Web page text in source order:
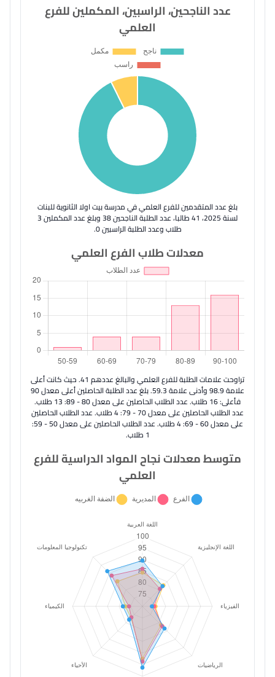
عدد الناجحين، الراسبين، المكملين للفرع
العلمي
بلغ عدد المتقدمين للفرع العلمي في مدرسة بيت اولا الثانوية للبنات
لسنة 2025، 41 طالبا، عدد الطلبة الناجحين 38 وبلغ عدد المكملين 3
طلاب وعدد الطلبة الراسبين 0.
معدلات طلاب الفرع العلمي
تراوحت علامات الطلبة للفرع العلمي والبالغ عددهم 41. حيث كانت أعلى
علامة 98.9 وأدنى علامة 59.3. بلغ عدد الطلبة الحاصلين أعلى معدل 90
فأعلى: 16 طلاب. عدد الطلاب الحاصلين على معدل 80 - 89: 13 طلاب.
عدد الطلاب الحاصلين على معدل 70 - 79: 4 طلاب. عدد الطلاب الحاصلين
على معدل 60 - 69: 4 طلاب. عدد الطلاب الحاصلين على معدل 50 - 59:
1 طلاب.
متوسط معدلات نجاح المواد الدراسية للفرع
العلمي